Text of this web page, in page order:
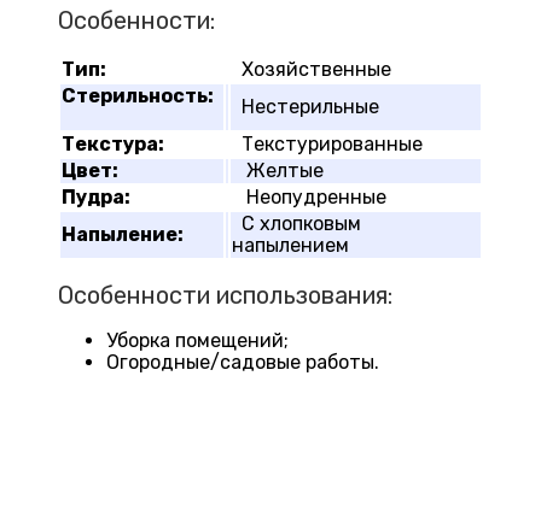
Особенности:
Тип:
Хозяйственные
Стерильность:
Нестерильные
Текстура:
Текстурированные
Цвет:
Желтые
Пудра:
Неопудренные
Напыление:
С хлопковым
напылением
Особенности использования:
Уборка помещений;
Огородные/садовые работы.